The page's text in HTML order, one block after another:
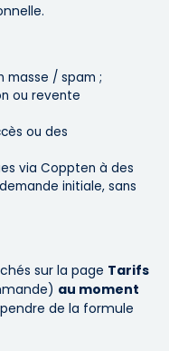
masse / spam ;
ou revente
ou des
via Coppten à des
initiale, sans
sur la page Tarifs
au moment
de la formule